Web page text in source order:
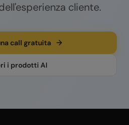
cliente.
call gratuita
i prodotti AI